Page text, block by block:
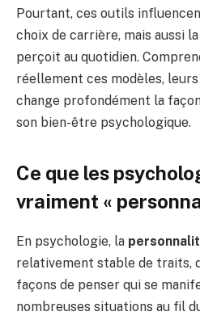
Pourtant, ces outils
choix de carrière, mais aussi
perçoit au quotidien.
réellement ces modèles,
change profondément la
son bien-être psychologique.
Ce que les
vraiment «
En psychologie, la
relativement stable de traits,
façons de penser qui se
nombreuses situations au fil